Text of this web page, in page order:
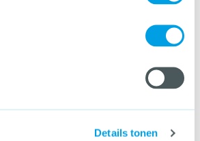
Details tonen